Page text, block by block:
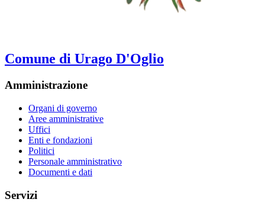
Comune di Urago D'Oglio
Amministrazione
Organi di governo
Aree amministrative
Uffici
Enti e fondazioni
Politici
Personale amministrativo
Documenti e dati
Servizi